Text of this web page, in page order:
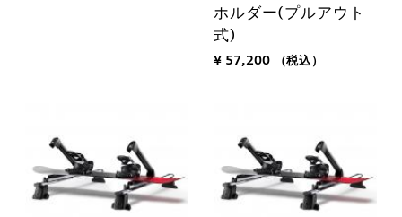
ホルダー(プルアウト
式)
¥ 57,200 （税込）